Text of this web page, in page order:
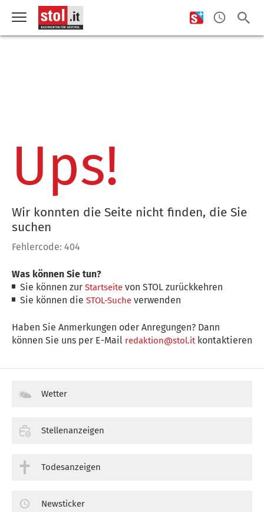
Ups!
Wir konnten die Seite nicht finden, die Sie
suchen
Fehlercode: 404
Was können Sie tun?
Sie können zurStartseite von STOL zurückkehren
Sie können dieSTOL-Suche verwenden
Haben Sie Anmerkungen oder Anregungen? Dann
können Sie uns per E-Mail redaktion@stol.itkontaktieren
Wetter
Stellenanzeigen
Todesanzeigen
Newsticker